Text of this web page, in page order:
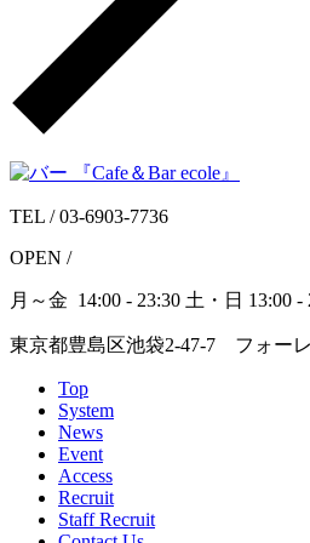
TEL /03-6903-7736
OPEN /
月～金 14:00 - 23:30 土・日 13:00 -
東京都豊島区池袋2-47-7 フォー
Top
System
News
Event
Access
Recruit
Staff Recruit